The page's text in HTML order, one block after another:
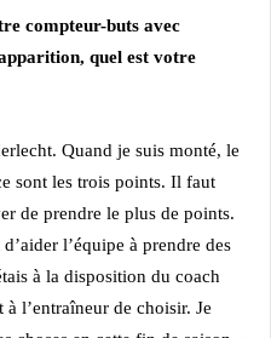
compteur-buts avec
quel est votre
Quand je suis monté, le
sont les trois points. Il faut
de prendre le plus de points.
l’équipe à prendre des
à la disposition du coach
l’entraîneur de choisir. Je